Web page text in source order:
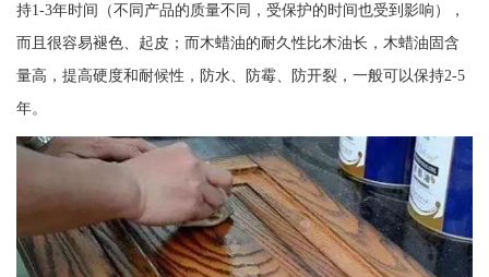
持1-3年时间（不同产品的质量不同，受保护的时间也受到影响），
而且很容易褪色、起皮；而木蜡油的耐久性比木油长，木蜡油固含
量高，提高硬度和耐候性，防水、防霉、防开裂，一般可以保持2-5
年。